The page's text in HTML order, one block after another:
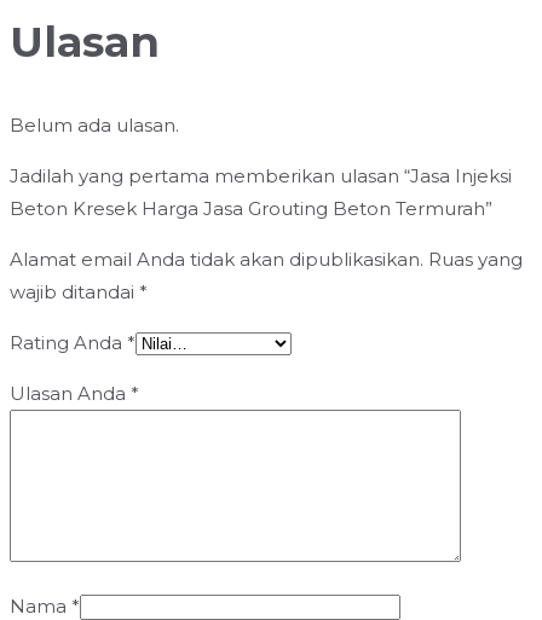
Ulasan
Belum ada ulasan.
Jadilah yang pertama memberikan ulasan “Jasa Injeksi
Beton Kresek Harga Jasa Grouting Beton Termurah”
Alamat email Anda tidak akan dipublikasikan. Ruas yang
wajib ditandai *
Rating Anda *
Ulasan Anda *
Nama *